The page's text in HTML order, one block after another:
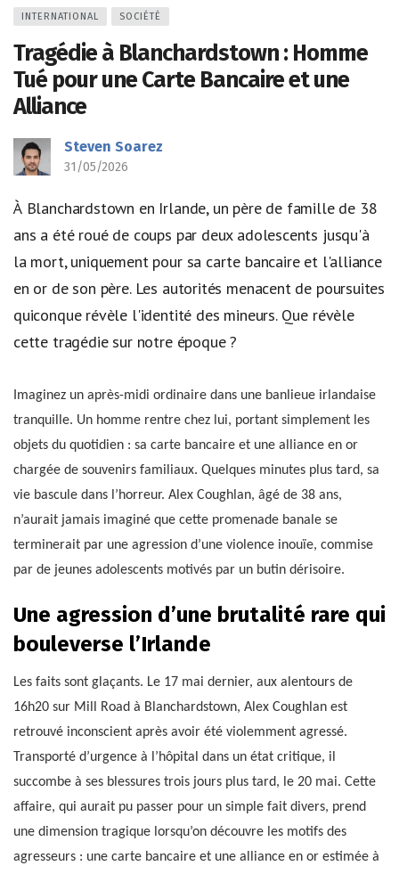
INTERNATIONAL SOCIÉTÉ
Tragédie à Blanchardstown : Homme
Tué pour une Carte Bancaire et une
Alliance
Steven Soarez
31/05/2026
À Blanchardstown en Irlande, un père de famille de 38
ans a été roué de coups par deux adolescents jusqu'à
la mort, uniquement pour sa carte bancaire et l'alliance
en or de son père. Les autorités menacent de poursuites
quiconque révèle l'identité des mineurs. Que révèle
cette tragédie sur notre époque ?
Imaginez un après-midi ordinaire dans une banlieue irlandaise
tranquille. Un homme rentre chez lui, portant simplement les
objets du quotidien : sa carte bancaire et une alliance en or
chargée de souvenirs familiaux. Quelques minutes plus tard, sa
vie bascule dans l’horreur. Alex Coughlan, âgé de 38 ans,
n’aurait jamais imaginé que cette promenade banale se
terminerait par une agression d’une violence inouïe, commise
par de jeunes adolescents motivés par un butin dérisoire.
Une agression d’une brutalité rare qui
bouleverse l’Irlande
Les faits sont glaçants. Le 17 mai dernier, aux alentours de
16h20 sur Mill Road à Blanchardstown, Alex Coughlan est
retrouvé inconscient après avoir été violemment agressé.
Transporté d’urgence à l’hôpital dans un état critique, il
succombe à ses blessures trois jours plus tard, le 20 mai. Cette
affaire, qui aurait pu passer pour un simple fait divers, prend
une dimension tragique lorsqu’on découvre les motifs des
agresseurs : une carte bancaire et une alliance en or estimée à